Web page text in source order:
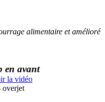
alimentaire et amélioré
en avant
la vidéo